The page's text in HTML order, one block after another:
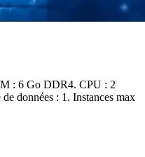
: 6 Go DDR4. CPU : 2
données : 1. Instances max